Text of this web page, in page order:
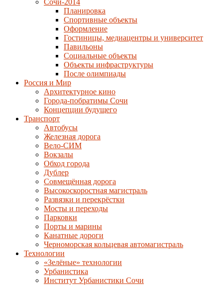
Сочи-2014
Планировка
Спортивные объекты
Оформление
Гостиницы, медиацентры и университет
Павильоны
Социальные объекты
Объекты инфраструктуры
После олимпиады
Россия и Мир
Архитектурное кино
Города-побратимы Сочи
Концепции будущего
Транспорт
Автобусы
Железная дорога
Вело-СИМ
Вокзалы
Обход города
Дублер
Совмещённая дорога
Высокоскоростная магистраль
Развязки и перекрёстки
Мосты и переходы
Парковки
Порты и марины
Канатные дороги
Черноморская кольцевая автомагистраль
Технологии
«Зелёные» технологии
Урбанистика
Институт Урбанистики Сочи